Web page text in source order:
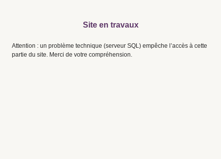
Site en travaux
Attention : un problème technique (serveur SQL) empêche l’accès à cette
partie du site. Merci de votre compréhension.